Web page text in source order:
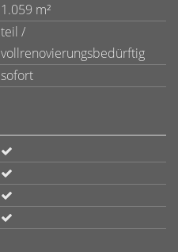
1.059 m²
teil /
vollrenovierungsbedürftig
sofort